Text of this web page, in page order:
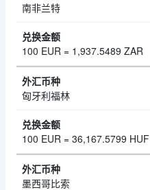
南非兰特
100 EUR = 1,937.5489 ZAR
匈牙利福林
100 EUR = 36,167.5799 HUF
墨西哥比索